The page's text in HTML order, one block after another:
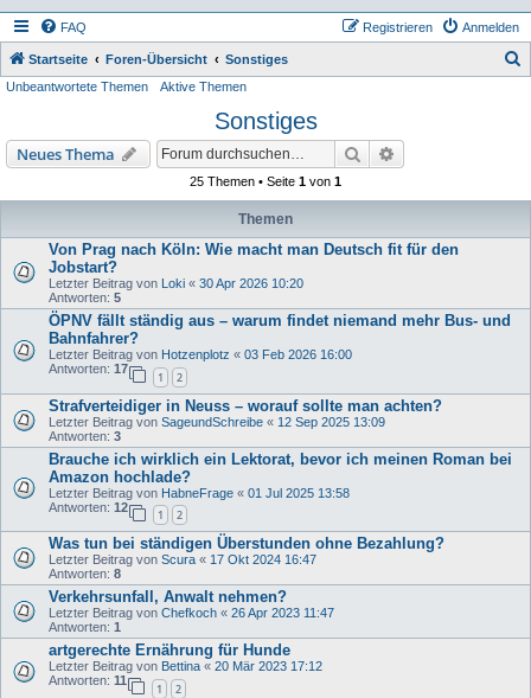
FAQ Anmelden
Registrieren
Startseite Foren-Übersicht Sonstiges
Unbeantwortete Themen Aktive Themen
Sonstiges
Neues Thema Suche
25 Themen • Seite 1 von 1
Themen
Von Prag nach Köln: Wie macht man Deutsch fit für den
Jobstart?
Letzter Beitrag von Loki « 30 Apr 2026 10:20
Antworten: 5
ÖPNV fällt ständig aus – warum findet niemand mehr Bus- und
Bahnfahrer?
Letzter Beitrag von Hotzenplotz « 03 Feb 2026 16:00
Antworten: 17
1 2
Strafverteidiger in Neuss – worauf sollte man achten?
Letzter Beitrag von SageundSchreibe « 12 Sep 2025 13:09
Antworten: 3
Brauche ich wirklich ein Lektorat, bevor ich meinen Roman bei
Amazon hochlade?
Letzter Beitrag von HabneFrage « 01 Jul 2025 13:58
Antworten: 12
1 2
Was tun bei ständigen Überstunden ohne Bezahlung?
Letzter Beitrag von Scura « 17 Okt 2024 16:47
Antworten: 8
Verkehrsunfall, Anwalt nehmen?
Letzter Beitrag von Chefkoch « 26 Apr 2023 11:47
Antworten: 1
artgerechte Ernährung für Hunde
Letzter Beitrag von Bettina « 20 Mär 2023 17:12
Antworten: 11
1 2